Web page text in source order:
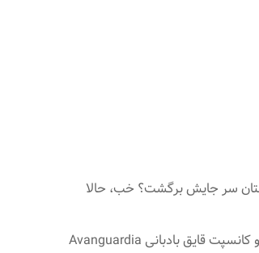
در صورت ساخت 500،000،000 دلار هزینه خواهد داشت! نفستان سر جایش برگشت؟ خب، حالا
به خاطر خلاقیت های منحصر به فرد و خارق العاده‌اش در طراحی کشتیهای تفریحی معروف است و کانسپت قایق بادبانی Avanguardia